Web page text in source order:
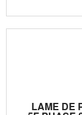
LAME DE